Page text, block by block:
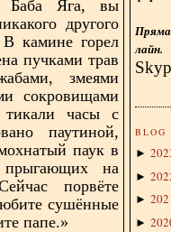
Баба Яга, вы
другого
камине горел
пучками трав
змеями
сокровищами
часы с
паутиной,
паук в
прыгающих на
порвёте
сушённые
папе.»
лайн.
BLOG
►
►
►
►